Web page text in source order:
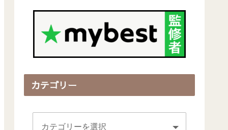
カテゴリー